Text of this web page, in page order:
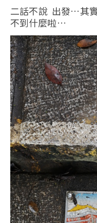
二話不說 出發…其
不到什麼啦…